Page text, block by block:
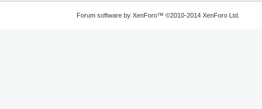
Forum software by XenForo™ ©2010-2014 XenForo Ltd.